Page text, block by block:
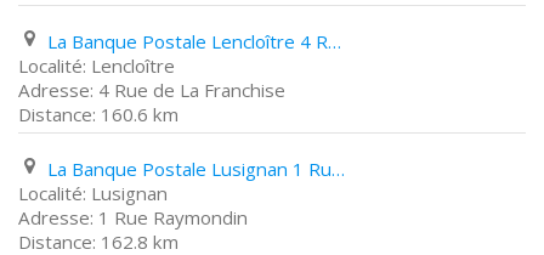
La Banque Postale Lencloître 4 Rue de La Franchise
Lencloître
4 Rue de La Franchise
160.6 km
La Banque Postale Lusignan 1 Rue Raymondin
Lusignan
1 Rue Raymondin
162.8 km